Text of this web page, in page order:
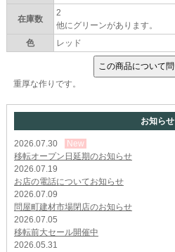
在庫数
2
他にグリーンがあります。
色
レッド
重厚な作りです。
お知らせ
2026.07.30
New
移転オープン日延期のお知らせ
2026.07.19
お店の電話についてお知らせ
2026.07.09
問屋町建材市場閉店のお知らせ
2026.07.05
移転前大セール開催中
2026.05.31